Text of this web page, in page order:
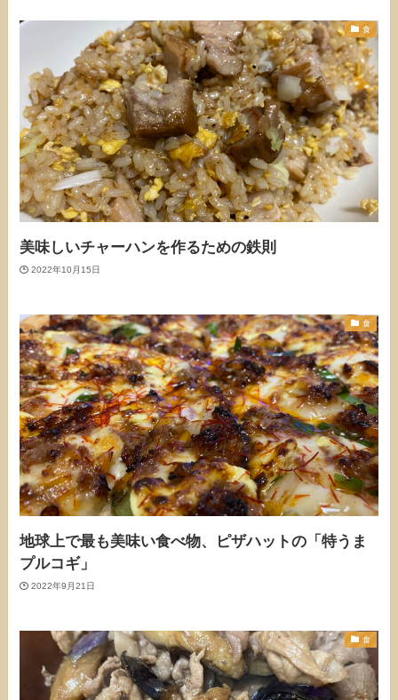
食
美味しいチャーハンを作るための鉄則
2022年10月15日
食
地球上で最も美味い食べ物、ピザハットの「特うま
プルコギ」
2022年9月21日
食